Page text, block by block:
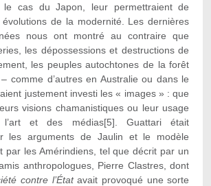
le cas du Japon, leur permettraient de
évolutions de la modernité. Les dernières
nous ont montré au contraire que
les dépossessions et destructions de
les peuples autochtones de la forêt
comme d’autres en Australie ou dans le
justement investi les « images » : que
visions chamanistiques ou leur usage
et des médias[5]. Guattari était
les arguments de Jaulin et le modèle
par les Amérindiens, tel que décrit par un
anthropologues, Pierre Clastres, dont
contre l’Étatavait provoqué une sorte